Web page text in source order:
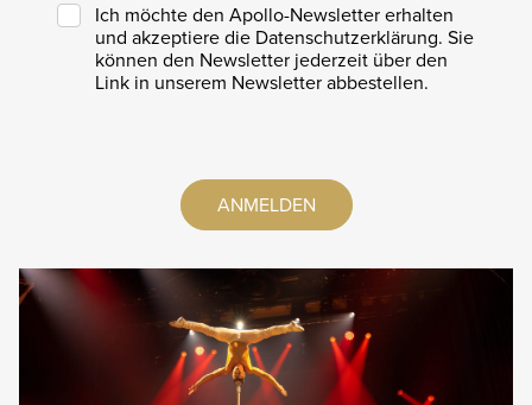
Ich möchte den Apollo-Newsletter erhalten
und akzeptiere die Datenschutzerklärung. Sie
können den Newsletter jederzeit über den
Link in unserem Newsletter abbestellen.
ANMELDEN